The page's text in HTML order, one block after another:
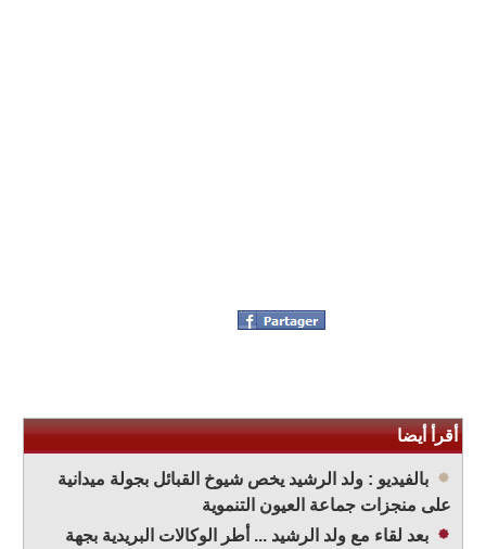
أقرأ أيضا
بالفيديو : ولد الرشيد يخص شيوخ القبائل بجولة ميدانية
على منجزات جماعة العيون التنموية
بعد لقاء مع ولد الرشيد ... أطر الوكالات البريدية بجهة